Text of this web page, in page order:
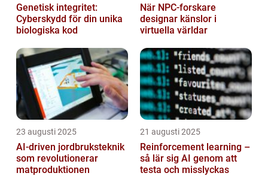
Genetisk integritet:
Cyberskydd för din unika
biologiska kod
När NPC-forskare
designar känslor i
virtuella världar
23 augusti 2025
AI‑driven jordbruksteknik
som revolutionerar
matproduktionen
21 augusti 2025
Reinforcement learning –
så lär sig AI genom att
testa och misslyckas